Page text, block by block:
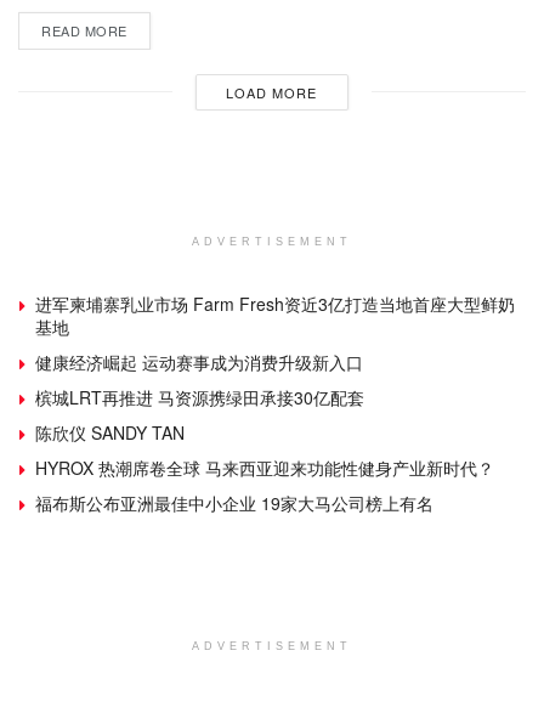
READ MORE
LOAD MORE
ADVERTISEMENT
进军柬埔寨乳业市场 Farm Fresh资近3亿打造当地首座大型鲜奶
基地
健康经济崛起 运动赛事成为消费升级新入口
槟城LRT再推进 马资源携绿田承接30亿配套
陈欣仪 SANDY TAN
HYROX 热潮席卷全球 马来西亚迎来功能性健身产业新时代？
福布斯公布亚洲最佳中小企业 19家大马公司榜上有名
ADVERTISEMENT